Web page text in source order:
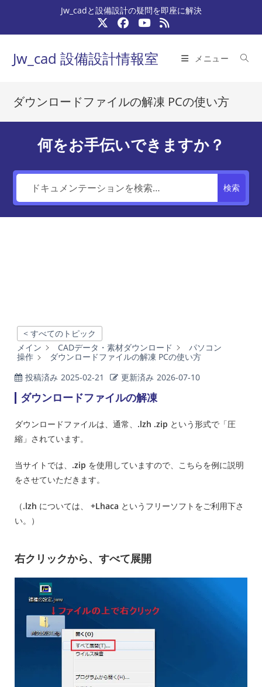
テ
ッ
Jw_cadと設備設計の疑問を即座に解決
Jw_cad 設備設計情報室 メニュー
ダウンロードファイルの解凍 PCの使い方
何をお手伝いできますか？
検索
< すべてのトピック
メイン
CADデータ・素材ダウンロード
パソコン
操作
ダウンロードファイルの解凍 PCの使い方
投稿済み 2025-02-21 更新済み 2026-07-10
ダウンロードファイルの解凍
ダウンロードファイルは、通常、 .lzh .zip という形式で「圧
縮」されています。
当サイトでは、 .zip を使用していますので、こちらを例に説明
をさせていただきます。
（.lzh については、 +Lhaca というフリーソフトをご利用下さ
い。）
右クリックから、すべて展開